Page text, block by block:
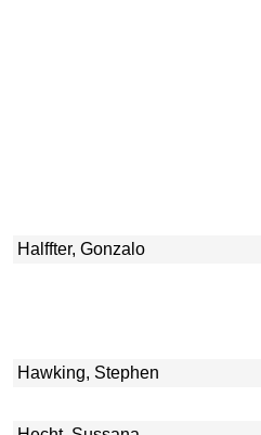
Halffter, Gonzalo
Hawking, Stephen